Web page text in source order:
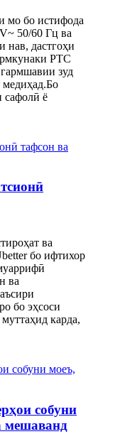
мо бо истифода
50/60 Гц ва
нав, дастгоҳи
PTC
зуд
медиҳад.Бо
сафолӣ ё
ва
бо ифтихор
ва
бо эҳсоси
карда,
собуни
мешаванд